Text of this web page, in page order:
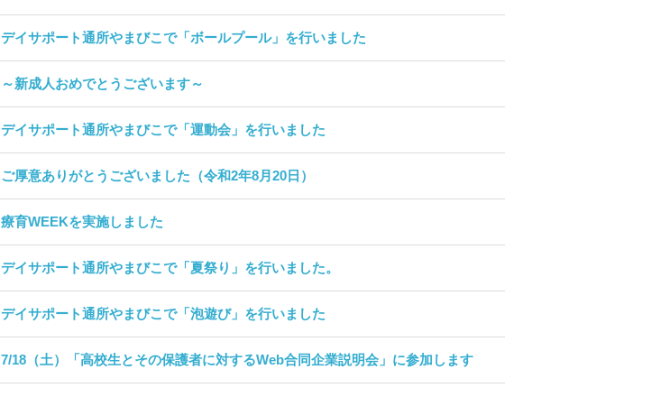
デイサポート通所やまびこで「ボールプール」を行いました
～新成人おめでとうございます～
デイサポート通所やまびこで「運動会」を行いました
ご厚意ありがとうございました（令和2年8月20日）
療育WEEKを実施しました
デイサポート通所やまびこで「夏祭り」を行いました。
デイサポート通所やまびこで「泡遊び」を行いました
7/18（土）「高校生とその保護者に対するWeb合同企業説明会」に参加します